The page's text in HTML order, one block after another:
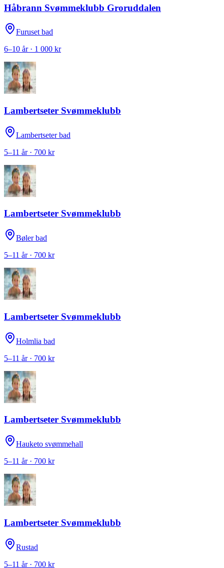
Håbrann Svømmeklubb Groruddalen
Furuset bad
6–10 år · 1 000 kr
Lambertseter Svømmeklubb
Lambertseter bad
5–11 år · 700 kr
Lambertseter Svømmeklubb
Bøler bad
5–11 år · 700 kr
Lambertseter Svømmeklubb
Holmlia bad
5–11 år · 700 kr
Lambertseter Svømmeklubb
Hauketo svømmehall
5–11 år · 700 kr
Lambertseter Svømmeklubb
Rustad
5–11 år · 700 kr